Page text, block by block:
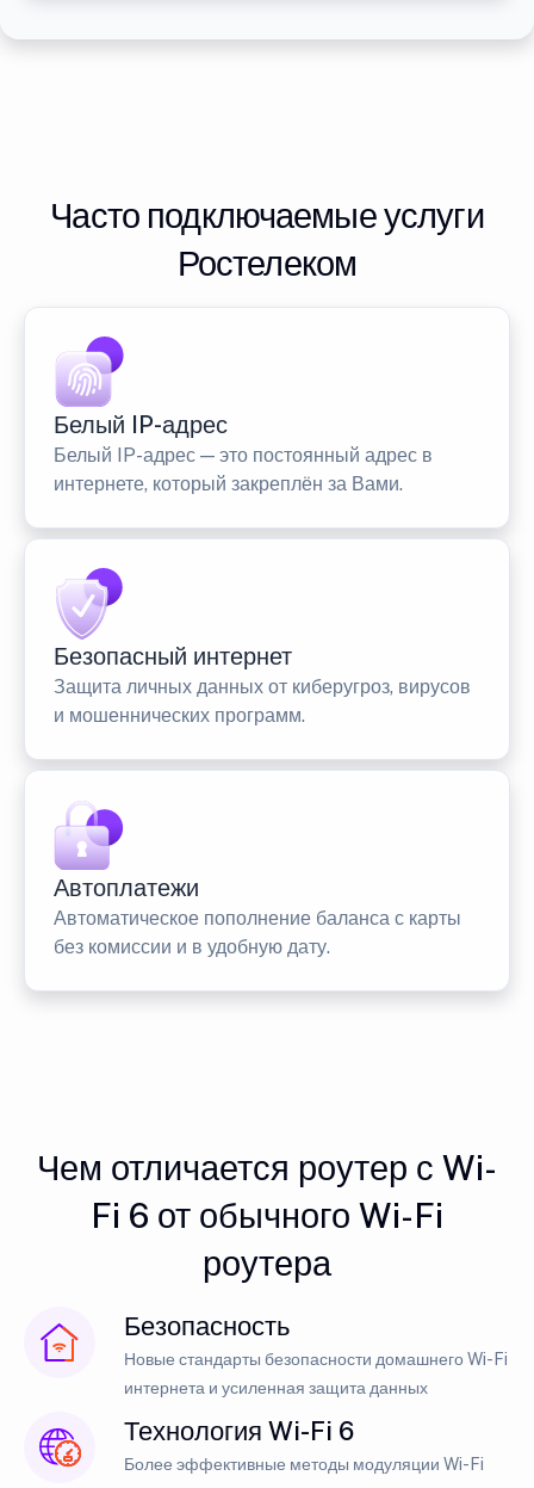
Часто подключаемые услуги
Ростелеком
Белый IP-адрес
Белый IP-адрес — это постоянный адрес в
интернете, который закреплён за Вами.
Безопасный интернет
Защита личных данных от киберугроз, вирусов
и мошеннических программ.
Автоплатежи
Автоматическое пополнение баланса с карты
без комиссии и в удобную дату.
Чем отличается роутер с Wi-
Fi 6 от обычного Wi-Fi
роутера
Безопасность
Новые стандарты безопасности домашнего Wi-Fi
интернета и усиленная защита данных
Технология Wi-Fi 6
Более эффективные методы модуляции Wi-Fi